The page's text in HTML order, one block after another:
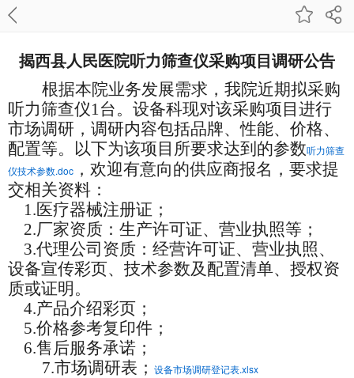
揭西县人民医院听力筛查仪采购项目调研公告
根据本院业务发展需求，我院近期拟采购
听力筛查仪1台。设备科现对该采购项目进行
市场调研，调研内容包括品牌、性能、价格、
配置等。
以下为该项目所要求达到的参数听力筛查
仪技术参数.doc ，欢迎有意向的供应商报名，要求提
交相关资料：
1.医疗器械注册证；
2.厂家资质：生产许可证、营业执照等；
3.代理公司资质：经营许可证、营业执照、
设备宣传彩页、技术参数及配置清单、授权资
质或证明。
4.产品介绍彩页；
5.价格参考复印件；
6.售后服务承诺；
7.市场调研表； 设备市场调研登记表.xlsx